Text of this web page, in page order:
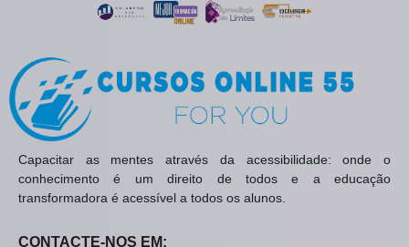
Capacitar as mentes através da acessibilidade: onde o
conhecimento é um direito de todos e a educação
transformadora é acessível a todos os alunos.
CONTACTE-NOS EM: